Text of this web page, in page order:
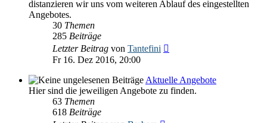
distanzieren wir uns vom weiteren Ablauf des eingestellten
Angebotes.
30 Themen
285 Beiträge
Letzter Beitrag von Tantefini
Fr 16. Dez 2016, 20:00
Aktuelle Angebote
Hier sind die jeweiligen Angebote zu finden.
63 Themen
618 Beiträge